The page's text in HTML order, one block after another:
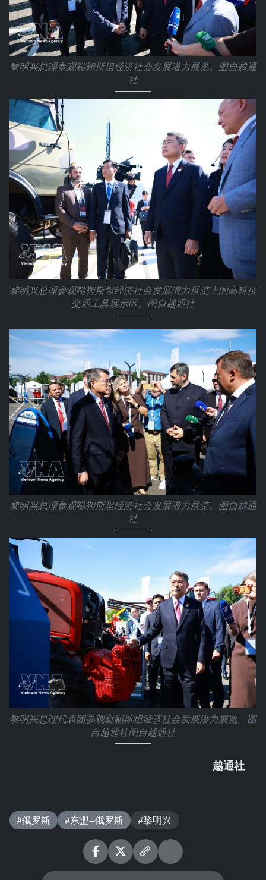
黎明兴总理参观鞑靼斯坦经济社会发展潜力展览。图自越通
社
黎明兴总理参观鞑靼斯坦经济社会发展潜力展览上的高科技
交通工具展示区。图自越通社
黎明兴总理参观鞑靼斯坦经济社会发展潜力展览。图自越通
社
黎明兴总理代表团参观鞑靼斯坦经济社会发展潜力展览。图
自越通社图自越通社
越通社
#俄罗斯 #东盟—俄罗斯 #黎明兴